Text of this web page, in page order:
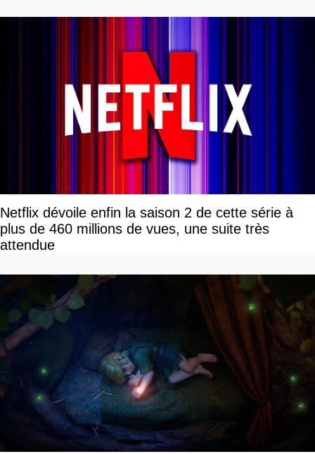
Netflix dévoile enfin la saison 2 de cette série à
plus de 460 millions de vues, une suite très
attendue